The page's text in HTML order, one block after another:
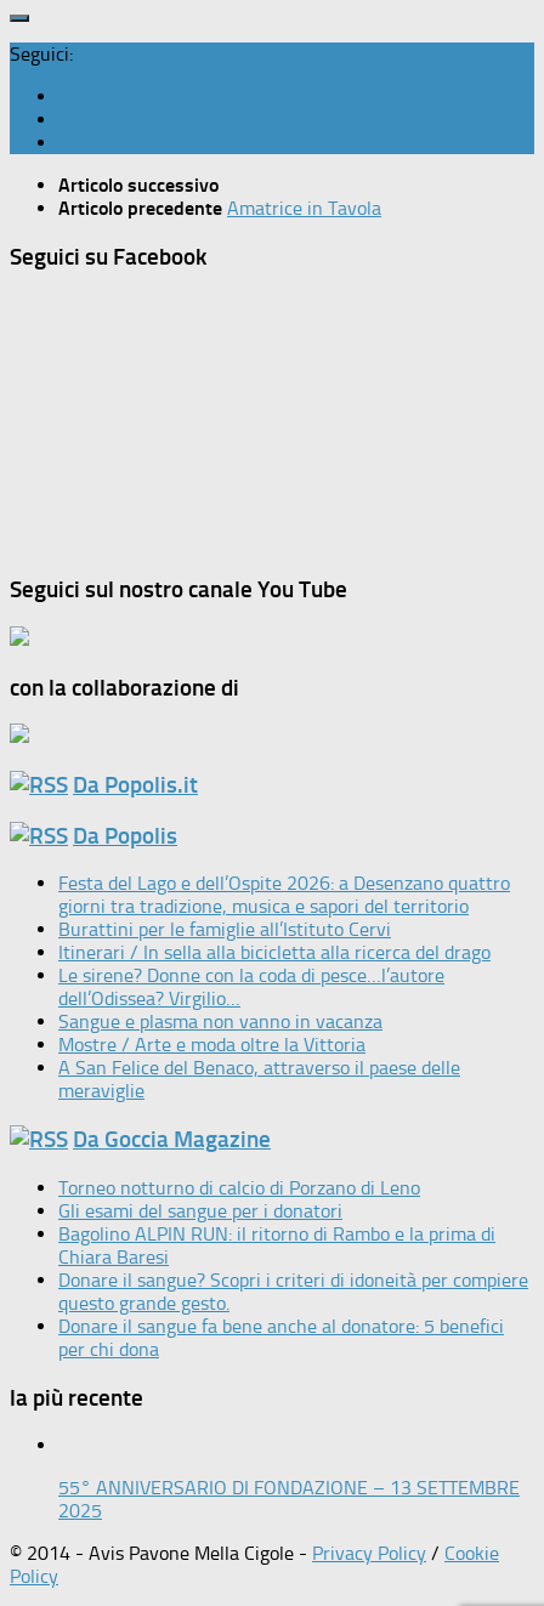
Seguici:
Articolo successivo
Articolo precedente Amatrice in Tavola
Seguici su Facebook
Seguici sul nostro canale You Tube
con la collaborazione di
Da Popolis.it
Da Popolis
Festa del Lago e dell’Ospite 2026: a Desenzano quattro
giorni tra tradizione, musica e sapori del territorio
Burattini per le famiglie all’Istituto Cervi
Itinerari / In sella alla bicicletta alla ricerca del drago
Le sirene? Donne con la coda di pesce…l’autore
dell’Odissea? Virgilio…
Sangue e plasma non vanno in vacanza
Mostre / Arte e moda oltre la Vittoria
A San Felice del Benaco, attraverso il paese delle
meraviglie
Da Goccia Magazine
Torneo notturno di calcio di Porzano di Leno
Gli esami del sangue per i donatori
Bagolino ALPIN RUN: il ritorno di Rambo e la prima di
Chiara Baresi
Donare il sangue? Scopri i criteri di idoneità per compiere
questo grande gesto.
Donare il sangue fa bene anche al donatore: 5 benefici
per chi dona
la più recente
55° ANNIVERSARIO DI FONDAZIONE – 13 SETTEMBRE
2025
© 2014 - Avis Pavone Mella Cigole - Privacy Policy / Cookie
Policy